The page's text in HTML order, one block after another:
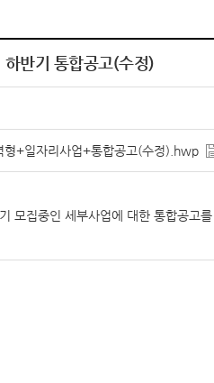
반기 통합공고(수정)
형+일자리사업+통합공고(수정).hwp
모집중인 세부사업에 대한 통합공고